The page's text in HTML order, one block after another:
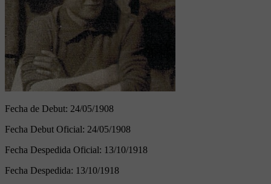
Fecha de Debut: 24/05/1908
Fecha Debut Oficial: 24/05/1908
Fecha Despedida Oficial: 13/10/1918
Fecha Despedida: 13/10/1918